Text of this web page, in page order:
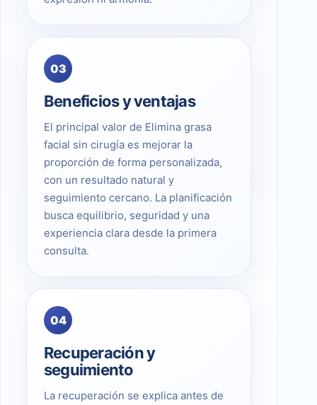
03
Beneficios y ventajas
El principal valor de Elimina grasa
facial sin cirugía es mejorar la
proporción de forma personalizada,
con un resultado natural y
seguimiento cercano. La planificación
busca equilibrio, seguridad y una
experiencia clara desde la primera
consulta.
04
Recuperación y
seguimiento
La recuperación se explica antes de